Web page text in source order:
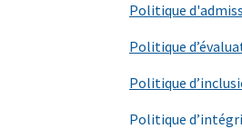
Politique
Politique
Politique
Politique